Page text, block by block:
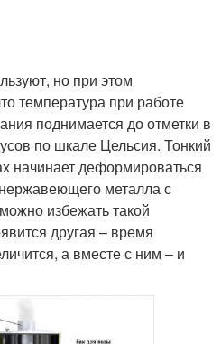
но при этом
температура при работе
поднимается до отметки в
по шкале Цельсия. Тонкий
начинает деформироваться
металла с
избежать такой
другая – время
а вместе с ним – и